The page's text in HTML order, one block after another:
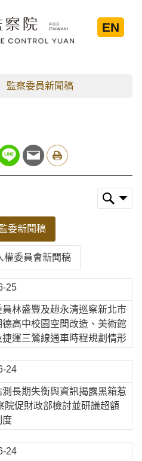
EN
監察委員新聞稿
委新聞稿
權委員會新聞稿
25
員林盛豐及趙永清巡察新北市
德高中校園空間改造、美術館
捷運三鶯線通車時程規劃情形
24
測長期失衡與資訊揭露黑箱惹
院促財政部檢討並研議超額
度
24